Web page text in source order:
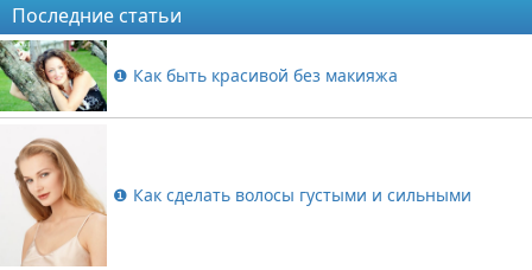
Последние статьи
❶ Как быть красивой без макияжа
❶ Как сделать волосы густыми и сильными